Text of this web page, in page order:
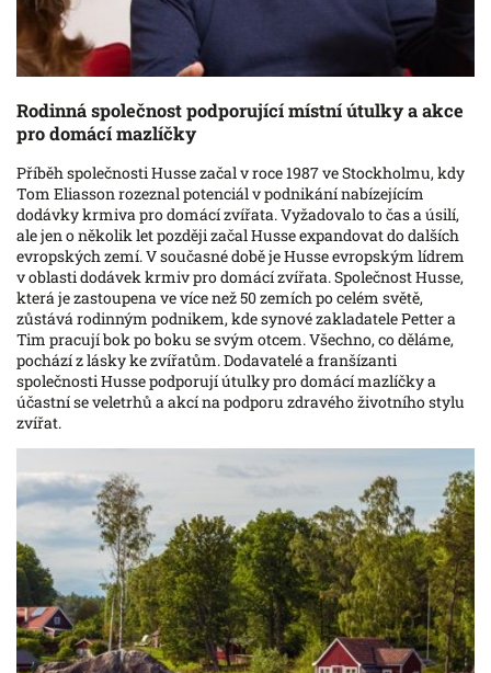
Rodinná společnost podporující místní útulky a akce
pro domácí mazlíčky
Příběh společnosti Husse začal v roce 1987 ve Stockholmu, kdy
Tom Eliasson rozeznal potenciál v podnikání nabízejícím
dodávky krmiva pro domácí zvířata. Vyžadovalo to čas a úsilí,
ale jen o několik let později začal Husse expandovat do dalších
evropských zemí. V současné době je Husse evropským lídrem
v oblasti dodávek krmiv pro domácí zvířata. Společnost Husse,
která je zastoupena ve více než 50 zemích po celém světě,
zůstává rodinným podnikem, kde synové zakladatele Petter a
Tim pracují bok po boku se svým otcem. Všechno, co děláme,
pochází z lásky ke zvířatům. Dodavatelé a franšízanti
společnosti Husse podporují útulky pro domácí mazlíčky a
účastní se veletrhů a akcí na podporu zdravého životního stylu
zvířat.